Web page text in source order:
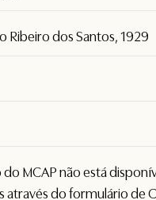
Ribeiro dos Santos, 1929
MCAP não está
através do formulário de